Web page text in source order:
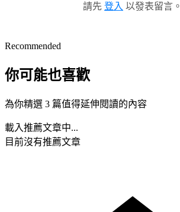
請先 登入 以發表留言。
Recommended
你可能也喜歡
為你精選 3 篇值得延伸閱讀的內容
載入推薦文章中...
目前沒有推薦文章